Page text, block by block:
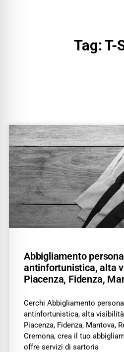
Tag: T-
Abbigliamento
antinfortunistica, alta
Piacenza, Fidenza,
Cerchi Abbigliamento
antinfortunistica, alta
Piacenza, Fidenza, Mantova,
Cremona, crea il tuo
offre servizi di sartoria